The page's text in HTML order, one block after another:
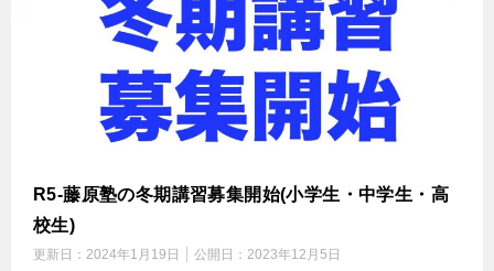
R5-藤原塾の冬期講習募集開始(小学生・中学生・高
校生)
更新日： 2024年1月19日 公開日： 2023年12月5日